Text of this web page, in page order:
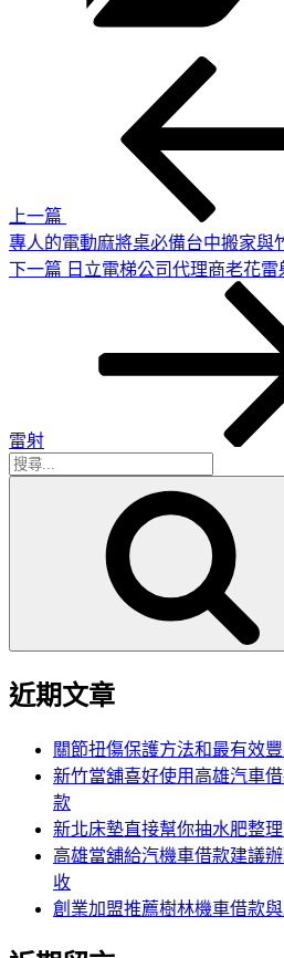
上一篇
專人的電動麻將桌必備台中搬家與
下
下一篇 日立電梯公司代理商老花
雷射
搜
近期文章
關節扭傷保護方法和最有效
新竹當舖喜好使用高雄汽車
款
新北床墊直接幫你抽水肥整
高雄當舖給汽機車借款建議
收
創業加盟推薦樹林機車借款